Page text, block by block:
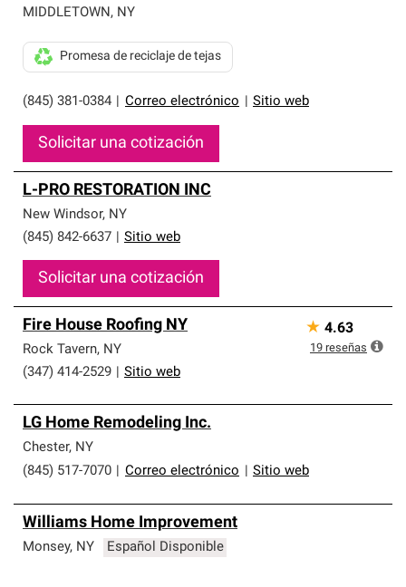
MIDDLETOWN, NY
(845) 381-0384 Correo electrónico Sitio web
Promesa de reciclaje de tejas
Solicitar una cotización
L-PRO RESTORATION INC
New Windsor, NY
(845) 842-6637
Sitio web
Solicitar una cotización
Fire House Roofing NY
Rock Tavern, NY
(347) 414-2529
Sitio web
★ 4.63
19 reseñas
LG Home Remodeling Inc.
Chester, NY
(845) 517-7070
Correo electrónico Sitio web
Williams Home Improvement
Monsey, NY Español Disponible